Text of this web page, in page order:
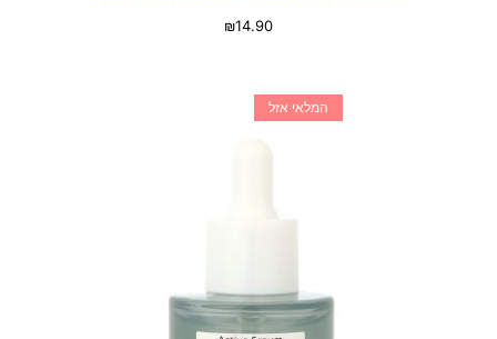
₪14.90
המלאי אזל